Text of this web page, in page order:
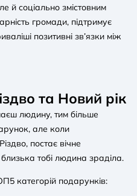
й соціально змістовним
громади, підтримує
позитивні зв’язки між
та Новий рік
людину, тим більше
але коли
постає вічне
тобі людина зраділа.
категорій подарунків: